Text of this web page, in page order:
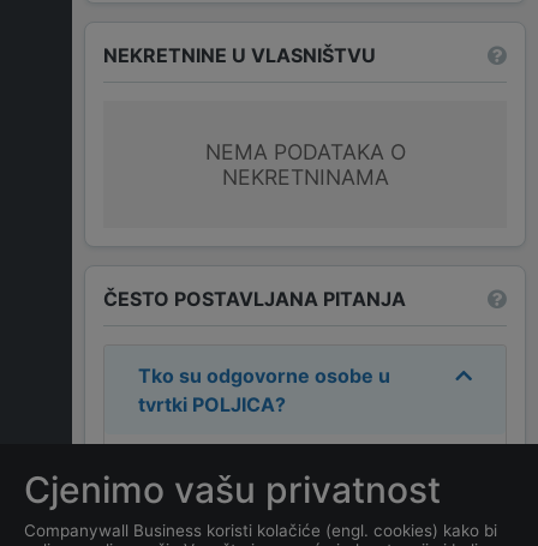
NEKRETNINE U VLASNIŠTVU
NEMA PODATAKA O
NEKRETNINAMA
ČESTO POSTAVLJANA PITANJA
Tko su odgovorne osobe u
tvrtki POLJICA?
RADOMIR BUTUROVIĆ.
Cjenimo vašu privatnost
Companywall Business koristi kolačiće (engl. cookies) kako bi